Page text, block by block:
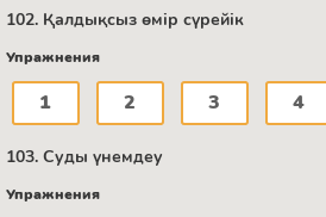
102. Қалдықсыз өмір сүрейік
Упражнения
1 2 3 4
103. Суды үнемдеу
Упражнения